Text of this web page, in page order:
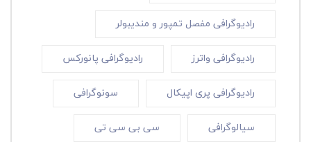
رادیوگرافی مفصل تمپور و مندیبولر
رادیوگرافی واترز رادیوگرافی پانورکس
رادیوگرافی پری اپیکال سونوگرافی
سیالوگرافی سی بی سی تی